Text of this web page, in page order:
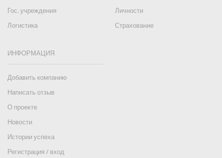
Гос. учреждения
Личности
Логистика
Страхование
ИНФОРМАЦИЯ
Добавить компанию
Написать отзыв
О проекте
Новости
Истории успеха
Регистрация / вход